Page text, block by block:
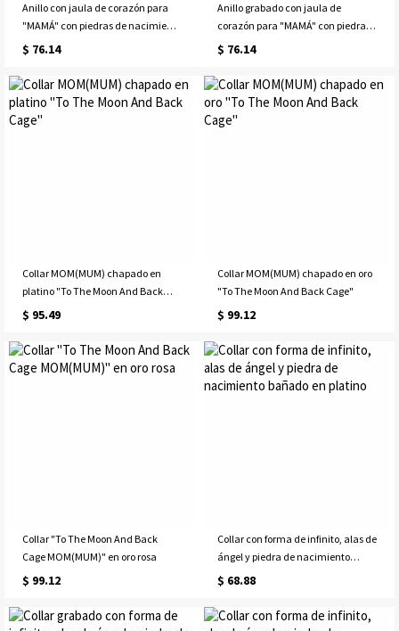
Anillo con jaula de corazón para
"MAMÁ" con piedras de nacimiento
bañado en oro
$ 76.14
Anillo grabado con jaula de
corazón para "MAMÁ" con piedras
de nacimiento en oro rosa
$ 76.14
Collar MOM(MUM) chapado en
platino "To The Moon And Back
Cage"
$ 95.49
Collar MOM(MUM) chapado en oro
"To The Moon And Back Cage"
$ 99.12
Collar "To The Moon And Back
Cage MOM(MUM)" en oro rosa
$ 99.12
Collar con forma de infinito, alas de
ángel y piedra de nacimiento
bañado en platino
$ 68.88